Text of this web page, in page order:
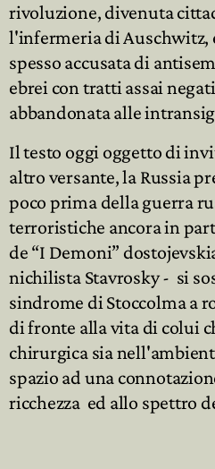
rivoluzione, divenuta
l'infermeria di Auschwitz,
spesso accusata di
ebrei con tratti assai
abbandonata alle
Il testo oggi oggetto di
altro versante, la Russia
poco prima della guerra
terroristiche ancora in
de “I Demoni”
nichilista Stavrosky - si
sindrome di Stoccolma a
di fronte alla vita di colui
chirurgica sia
spazio ad una
ricchezza ed allo spettro